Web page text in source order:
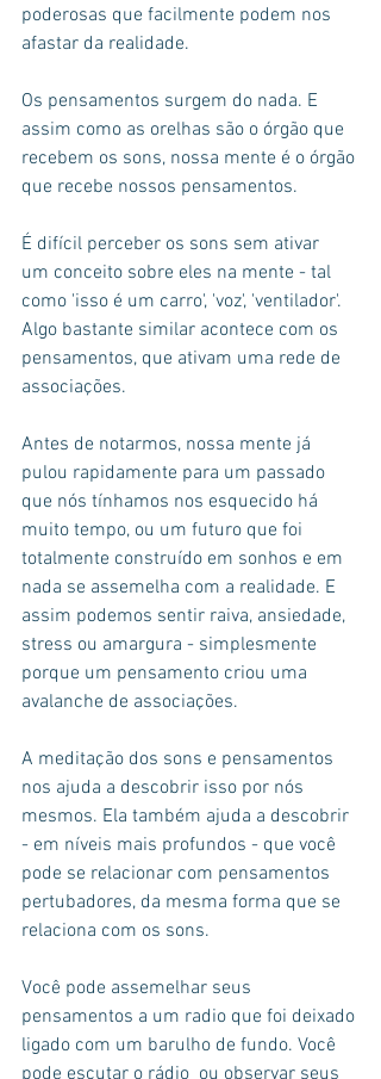
poderosas que facilmente podem nos
afastar da realidade.
Os pensamentos surgem do nada. E
assim como as orelhas são o órgão que
recebem os sons, nossa mente é o órgão
que recebe nossos pensamentos.
É difícil perceber os sons sem ativar
um conceito sobre eles na mente - tal
como 'isso é um carro', 'voz', 'ventilador'.
Algo bastante similar acontece com os
pensamentos, que ativam uma rede de
associações.
Antes de notarmos, nossa mente já
pulou rapidamente para um passado
que nós tínhamos nos esquecido há
muito tempo, ou um futuro que foi
totalmente construído em sonhos e em
nada se assemelha com a realidade. E
assim podemos sentir raiva, ansiedade,
stress ou amargura - simplesmente
porque um pensamento criou uma
avalanche de associações.
A meditação dos sons e pensamentos
nos ajuda a descobrir isso por nós
mesmos. Ela também ajuda a descobrir
- em níveis mais profundos - que você
pode se relacionar com pensamentos
pertubadores, da mesma forma que se
relaciona com os sons.
Você pode assemelhar seus
pensamentos a um radio que foi deixado
ligado com um barulho de fundo. Você
pode escutar o rádio  ou observar seus